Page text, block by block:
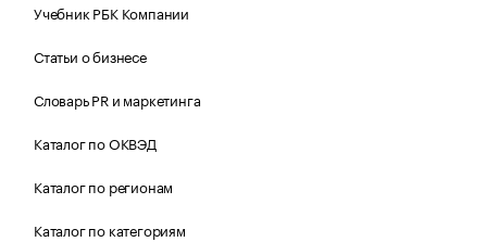
Учебник РБК Компании
Статьи о бизнесе
Словарь PR и маркетинга
Каталог по ОКВЭД
Каталог по регионам
Каталог по категориям